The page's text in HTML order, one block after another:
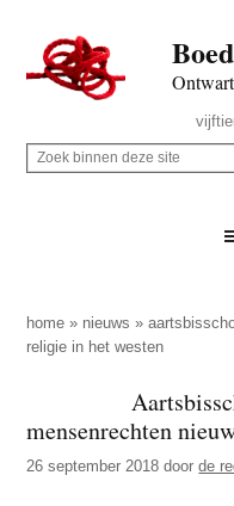
naar
de
inhoud
secondary
naar
de
sidebar
naar
de
Rechts
Z
p
d
z
e
Z
i
n
n
d
home » nieuws »
religie in het westen
mensenrechten
26 september 2018 doorde